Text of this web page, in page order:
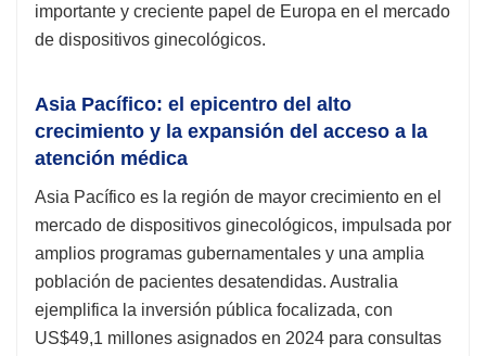
importante y creciente papel de Europa en el mercado
de dispositivos ginecológicos.
Asia Pacífico: el epicentro del alto
crecimiento y la expansión del acceso a la
atención médica
Asia Pacífico es la región de mayor crecimiento en el
mercado de dispositivos ginecológicos, impulsada por
amplios programas gubernamentales y una amplia
población de pacientes desatendidas. Australia
ejemplifica la inversión pública focalizada, con
US$49,1 millones asignados en 2024 para consultas